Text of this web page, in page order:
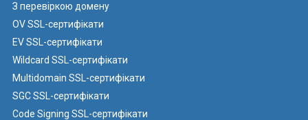
З перевіркою домену
OV SSL-сертифікати
EV SSL-сертифікати
Wildcard SSL-сертифікати
Multidomain SSL-сертифікати
SGC SSL-сертифікати
Code Signing SSL-сертифікати